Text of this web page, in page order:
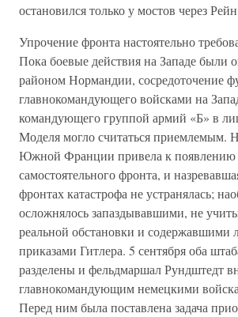
остановился только у мостов через
Упрочение фронта настоятельно
Пока боевые действия на Западе были
районом Нормандии, сосредоточение
главнокомандующего войсками на
командующего группой армий «Б» в
Моделя могло считаться приемлемым.
Южной Франции привела к появлению
самостоятельного фронта, и
фронтах катастрофа не устранялась;
осложнялось запаздывавшими, не
реальной обстановки и содержавшими
приказами Гитлера. 5 сентября оба
разделены и фельдмаршал Рундштедт
главнокомандующим немецкими
Перед ним была поставлена задача